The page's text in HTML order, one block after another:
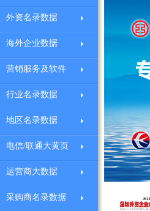
外资名录数据
海外企业数据
营销服务及软件
行业名录数据
地区名录数据
电信/联通大黄页
运营商大数据
采购商名录数据